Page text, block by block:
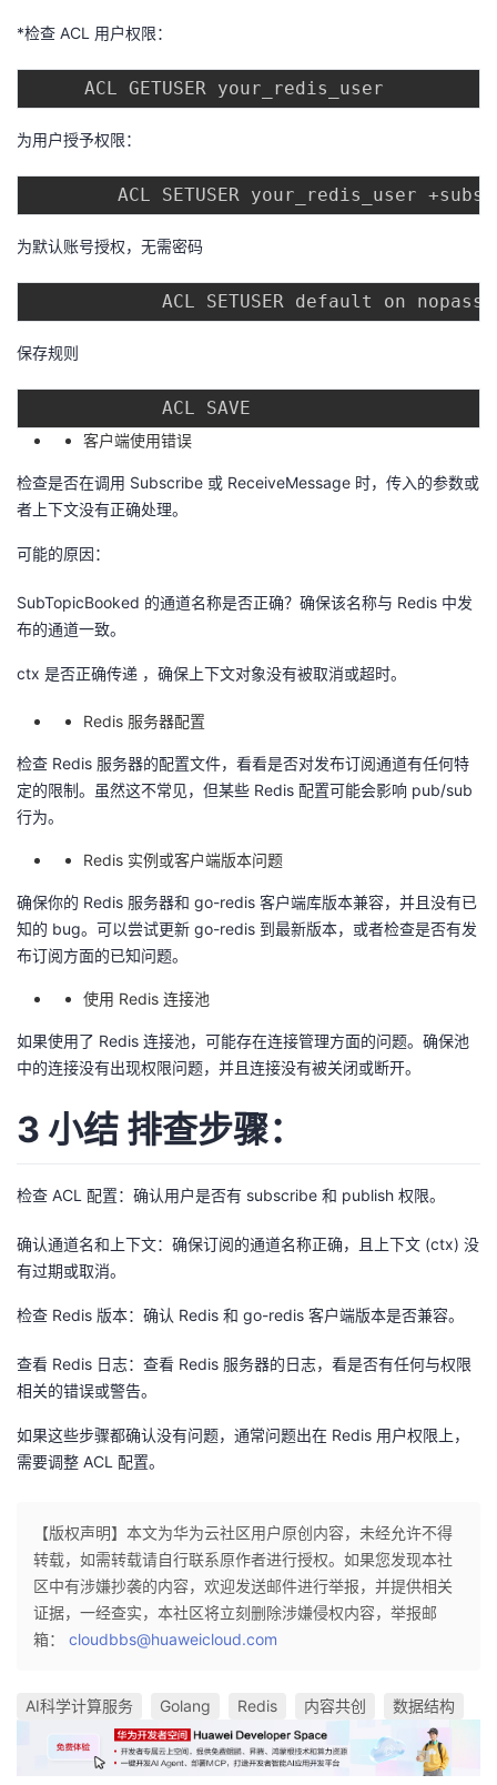
的
程
我
认
的
验
我
收
技
支
的
声
议
*检查 ACL 用户权限：
为用户授予权限：
为默认账号授权，无需密码
保存规则
客户端使用错误
检查是否在调用 Subscribe 或 ReceiveMessage 时，传入的参数或
者上下文没有正确处理。
可能的原因：
SubTopicBooked 的通道名称是否正确？确保该名称与 Redis 中发
布的通道一致。
ctx 是否正确传递 ，确保上下文对象没有被取消或超时。
Redis 服务器配置
检查 Redis 服务器的配置文件，看看是否对发布订阅通道有任何特
定的限制。虽然这不常见，但某些 Redis 配置可能会影响 pub/sub
行为。
Redis 实例或客户端版本问题
确保你的 Redis 服务器和 go-redis 客户端库版本兼容，并且没有已
知的 bug。可以尝试更新 go-redis 到最新版本，或者检查是否有发
布订阅方面的已知问题。
使用 Redis 连接池
如果使用了 Redis 连接池，可能存在连接管理方面的问题。确保池
中的连接没有出现权限问题，并且连接没有被关闭或断开。
3 小结 排查步骤：
检查 ACL 配置：确认用户是否有 subscribe 和 publish 权限。
确认通道名和上下文：确保订阅的通道名称正确，且上下文 (ctx) 没
有过期或取消。
检查 Redis 版本：确认 Redis 和 go-redis 客户端版本是否兼容。
查看 Redis 日志：查看 Redis 服务器的日志，看是否有任何与权限
相关的错误或警告。
如果这些步骤都确认没有问题，通常问题出在 Redis 用户权限上，
需要调整 ACL 配置。
【版权声明】本文为华为云社区用户原创内容，未经允许不得
转载，如需转载请自行联系原作者进行授权。如果您发现本社
区中有涉嫌抄袭的内容，欢迎发送邮件进行举报，并提供相关
证据，一经查实，本社区将立刻删除涉嫌侵权内容，举报邮
箱： cloudbbs@huaweicloud.com
AI科学计算服务 Golang Redis 内容共创 数据结构